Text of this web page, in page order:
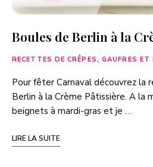
Boules de Berlin à la
RECETTES DE CRÊPES, GAUFRES ET
Pour fêter Carnaval découvrez la
Berlin à la Crème Pâtissière. A la
beignets à mardi-gras et je …
LIRE LA SUITE